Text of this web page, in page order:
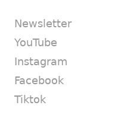
Newsletter
YouTube
Instagram
Facebook
Tiktok